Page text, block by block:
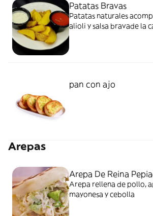
Patatas Bravas
Patatas naturales
alioli y salsa bravade la
pan con ajo
Arepas
Arepa De Reina
Arepa rellena de pollo,
mayonesa y cebolla